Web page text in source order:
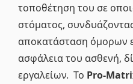
τοποθέτηση του σε
στόματος,
αποκατάσταση όμορων
ασφάλεια του ασθενή,
εργαλείων. Το Pro-